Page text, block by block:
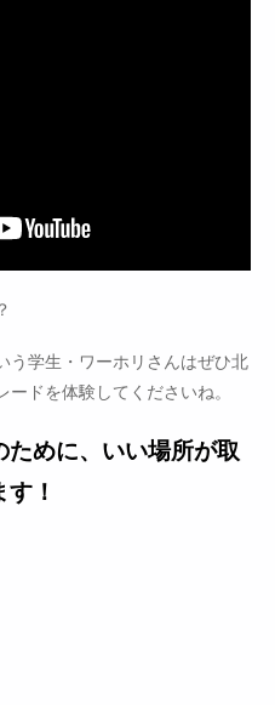
う学生・ワーホリさんはぜひ北
ドを体験してくださいね。
ために、いい場所が取
！